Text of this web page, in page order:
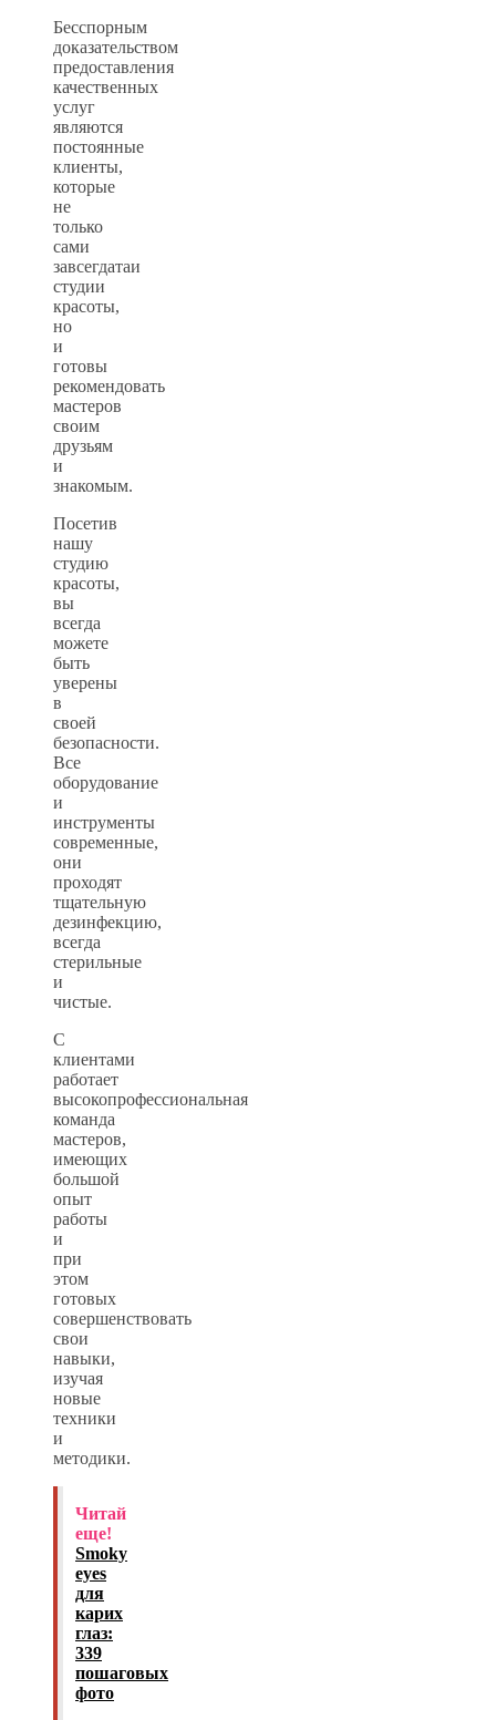
Бесспорным
доказательством
предоставления
качественных
услуг
являются
постоянные
клиенты,
которые
не
только
сами
завсегдатаи
студии
красоты,
но
и
готовы
рекомендовать
мастеров
своим
друзьям
и
знакомым.
Посетив
нашу
студию
красоты,
вы
всегда
можете
быть
уверены
в
своей
безопасности.
Все
оборудование
и
инструменты
современные,
они
проходят
тщательную
дезинфекцию,
всегда
стерильные
и
чистые.
С
клиентами
работает
высокопрофессиональная
команда
мастеров,
имеющих
большой
опыт
работы
и
при
этом
готовых
совершенствовать
свои
навыки,
изучая
новые
техники
и
методики.
Читай
еще!
Smoky
eyes
для
карих
глаз:
339
пошаговых
фото